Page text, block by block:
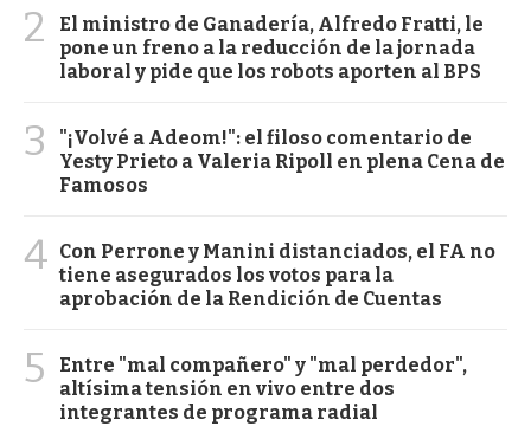
2
El ministro de Ganadería, Alfredo Fratti, le
pone un freno a la reducción de la jornada
laboral y pide que los robots aporten al BPS
3
"¡Volvé a Adeom!": el filoso comentario de
Yesty Prieto a Valeria Ripoll en plena Cena de
Famosos
4 Con Perrone y Manini distanciados, el FA no
tiene asegurados los votos para la
aprobación de la Rendición de Cuentas
5
Entre "mal compañero" y "mal perdedor",
altísima tensión en vivo entre dos
integrantes de programa radial